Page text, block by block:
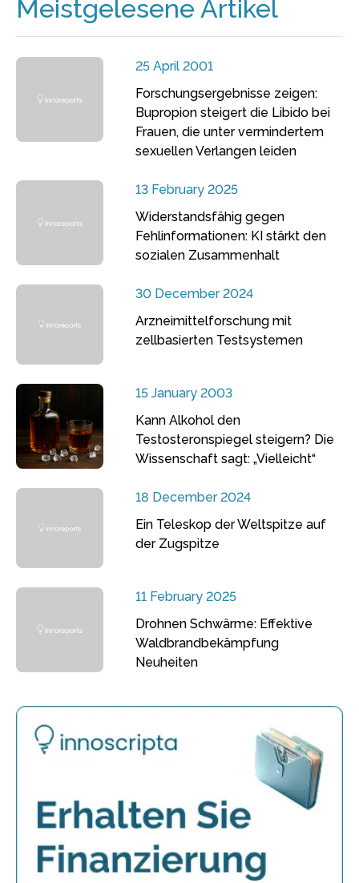
Meistgelesene Artikel
25 April 2001
Forschungsergebnisse zeigen:
Bupropion steigert die Libido bei
Frauen, die unter vermindertem
sexuellen Verlangen leiden
13 February 2025
Widerstandsfähig gegen
Fehlinformationen: KI stärkt den
sozialen Zusammenhalt
30 December 2024
Arzneimittelforschung mit
zellbasierten Testsystemen
15 January 2003
Kann Alkohol den
Testosteronspiegel steigern? Die
Wissenschaft sagt: „Vielleicht“
18 December 2024
Ein Teleskop der Weltspitze auf
der Zugspitze
11 February 2025
Drohnen Schwärme: Effektive
Waldbrandbekämpfung
Neuheiten